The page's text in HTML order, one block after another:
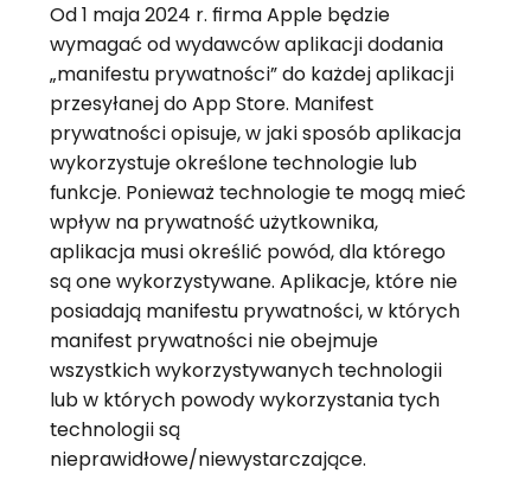
Od 1 maja 2024 r. firma Apple będzie
wymagać od wydawców aplikacji dodania
„manifestu prywatności” do każdej aplikacji
przesyłanej do App Store. Manifest
prywatności opisuje, w jaki sposób aplikacja
wykorzystuje określone technologie lub
funkcje. Ponieważ technologie te mogą mieć
wpływ na prywatność użytkownika,
aplikacja musi określić powód, dla którego
są one wykorzystywane. Aplikacje, które nie
posiadają manifestu prywatności, w których
manifest prywatności nie obejmuje
wszystkich wykorzystywanych technologii
lub w których powody wykorzystania tych
technologii są
nieprawidłowe/niewystarczające.